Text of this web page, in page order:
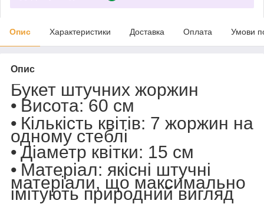
Опис Характеристики Доставка Оплата Умови
Опис
Букет штучних жоржин
• Висота:60 см
• Кількість квітів: 7 жоржин на
одному стеблі
• Діаметр квітки: 15 см
• Матеріал: якісні штучні
матеріали, що максимально
імітують природний вигляд